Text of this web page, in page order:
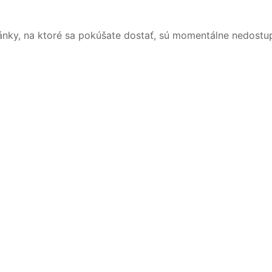
na ktoré sa pokúšate dostať, sú momentálne